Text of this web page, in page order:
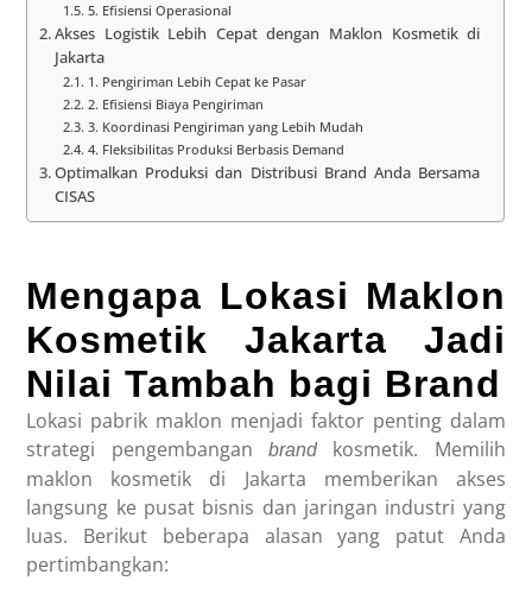
5. Efisiensi Operasional
Akses Logistik Lebih Cepat dengan Maklon Kosmetik di
Jakarta
1. Pengiriman Lebih Cepat ke Pasar
2. Efisiensi Biaya Pengiriman
3. Koordinasi Pengiriman yang Lebih Mudah
4. Fleksibilitas Produksi Berbasis Demand
Optimalkan Produksi dan Distribusi Brand Anda Bersama
CISAS
Mengapa Lokasi Maklon
Kosmetik Jakarta Jadi
Nilai Tambah bagi Brand
Lokasi pabrik maklon menjadi faktor penting dalam
strategi pengembangan
brandkosmetik. Memilih
maklon kosmetik di Jakarta memberikan akses
langsung ke pusat bisnis dan jaringan industri yang
luas. Berikut beberapa alasan yang patut Anda
pertimbangkan: